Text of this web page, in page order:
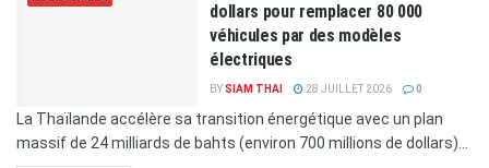
dollars pour remplacer 80 000
véhicules par des modèles
électriques
BYSIAM THAI 28 JUILLET 2026 0
La Thaïlande accélère sa transition énergétique avec un plan
massif de 24 milliards de bahts (environ 700 millions de dollars)...